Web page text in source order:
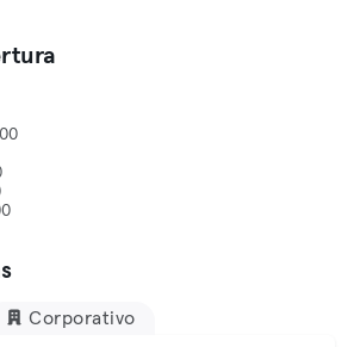
Corporativo